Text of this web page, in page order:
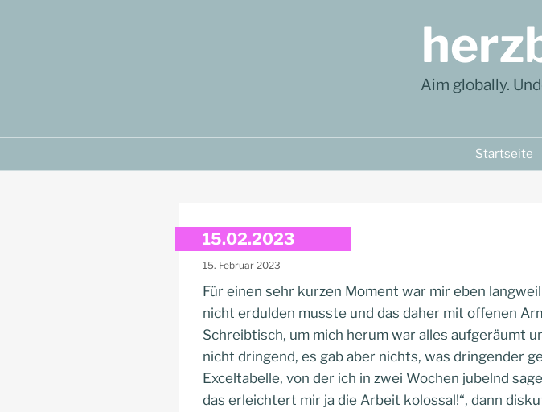
Aim globally.
Startseite
15.02.2023
15. Februar 2023
Für einen sehr kurzen Moment war mir eben
nicht erdulden musste und das daher mit offenen
Schreibtisch, um mich herum war alles aufgeräumt
nicht dringend, es gab aber nichts, was dringender
Exceltabelle, von der ich in zwei Wochen jubelnd
das erleichtert mir ja die Arbeit kolossal!“, dann